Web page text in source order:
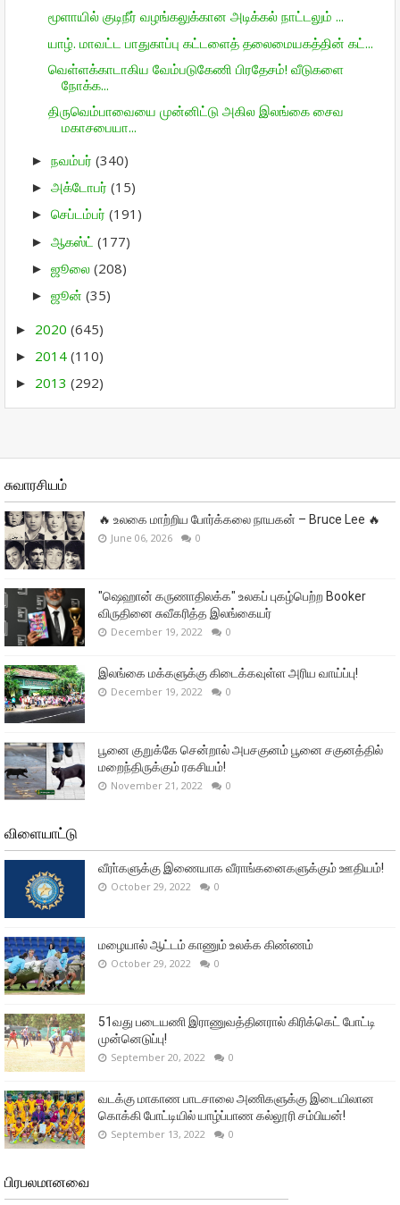
மூளாயில் குடிநீர் வழங்கலுக்கான அடிக்கல் நாட்டலும் ...
யாழ். மாவட்ட பாதுகாப்பு கட்டளைத் தலைமையகத்தின் கட்...
வெள்ளக்காடாகிய வேம்படுகேணி பிரதேசம்! வீடுகளை
நோக்க...
திருவெம்பாவையை முன்னிட்டு அகில இலங்கை சைவ
மகாசபையா...
► நவம்பர் (340)
► அக்டோபர் (15)
► செப்டம்பர் (191)
► ஆகஸ்ட் (177)
► ஜூலை (208)
► ஜூன் (35)
► 2020 (645)
► 2014 (110)
► 2013 (292)
சுவாரசியம்
🔥 உலகை மாற்றிய போர்க்கலை நாயகன் – Bruce Lee 🔥
June 06, 2026 0
"ஷெஹான் கருணாதிலக்க" உலகப் புகழ்பெற்ற Booker
விருதினை சுவீகரித்த இலங்கையர்
December 19, 2022 0
இலங்கை மக்களுக்கு கிடைக்கவுள்ள அரிய வாய்ப்பு!
December 19, 2022 0
பூனை குறுக்கே சென்றால் அபசகுனம் பூனை சகுனத்தில்
மறைந்திருக்கும் ரகசியம்!
November 21, 2022 0
விளையாட்டு
வீரா்களுக்கு இணையாக வீராங்கனைகளுக்கும் ஊதியம்!
October 29, 2022 0
மழையால் ஆட்டம் காணும் உலக்க கிண்ணம்
October 29, 2022 0
51வது படையணி இராணுவத்தினரால் கிரிக்கெட் போட்டி
முன்னெடுப்பு!
September 20, 2022 0
வடக்கு மாகாண பாடசாலை அணிகளுக்கு இடையிலான
கொக்கி போட்டியில் யாழ்ப்பாண கல்லூரி சம்பியன்!
September 13, 2022 0
பிரபலமானவை